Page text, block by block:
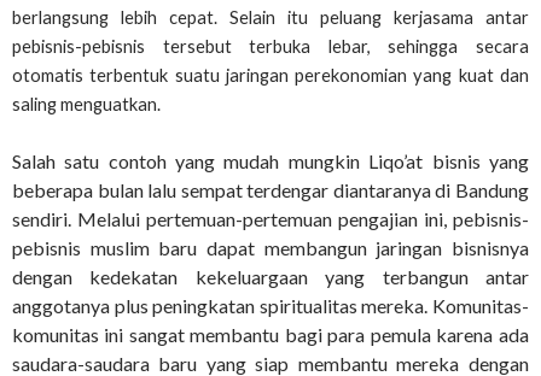
berlangsung lebih cepat. Selain itu peluang kerjasama antar
pebisnis-pebisnis tersebut terbuka lebar, sehingga secara
otomatis terbentuk suatu jaringan perekonomian yang kuat dan
saling menguatkan.
Salah satu contoh yang mudah mungkin Liqo’at bisnis yang
beberapa bulan lalu sempat terdengar diantaranya di Bandung
sendiri. Melalui pertemuan-pertemuan pengajian ini, pebisnis-
pebisnis muslim baru dapat membangun jaringan bisnisnya
dengan kedekatan kekeluargaan yang terbangun antar
anggotanya plus peningkatan spiritualitas mereka. Komunitas-
komunitas ini sangat membantu bagi para pemula karena ada
saudara-saudara baru yang siap membantu mereka dengan